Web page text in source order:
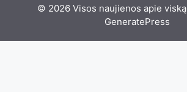
© 2026 Visos naujienos apie viską
GeneratePress